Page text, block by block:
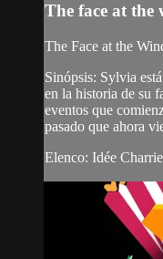
The face at the
The Face at the
Sinópsis: Sylvia
en la historia de su
eventos que
pasado que ahora
Elenco: Idée